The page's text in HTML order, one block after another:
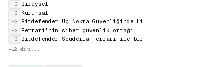
H3 Bireysel
H3 Kurumsal
H3 Bitdefender Uç Nokta Güvenliğinde Lider Seçildi
H3 Ferrari'nin siber güvenlik ortağı
H3 Bitdefender Scuderia Ferrari ile birlikte
+12 daha...